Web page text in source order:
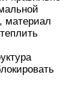
материал